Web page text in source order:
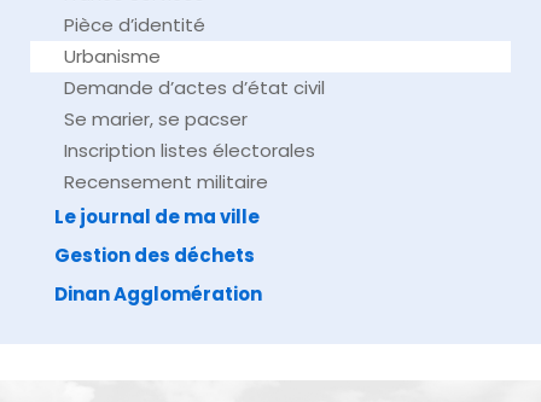
Pièce d’identité
Urbanisme
Demande d’actes d’état civil
Se marier, se pacser
Inscription listes électorales
Recensement militaire
Le journal de ma ville
Gestion des déchets
Dinan Agglomération